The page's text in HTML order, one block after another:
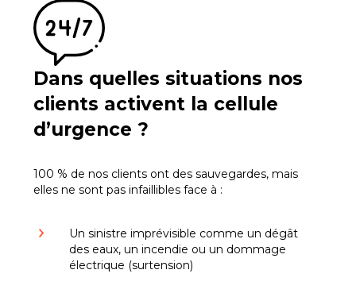
Dans quelles situations nos
clients activent la cellule
d’urgence ?
100 % de nos clients ont des sauvegardes, mais
elles ne sont pas infaillibles face à :
Un sinistre imprévisible comme un dégât
des eaux, un incendie ou un dommage
électrique (surtension)